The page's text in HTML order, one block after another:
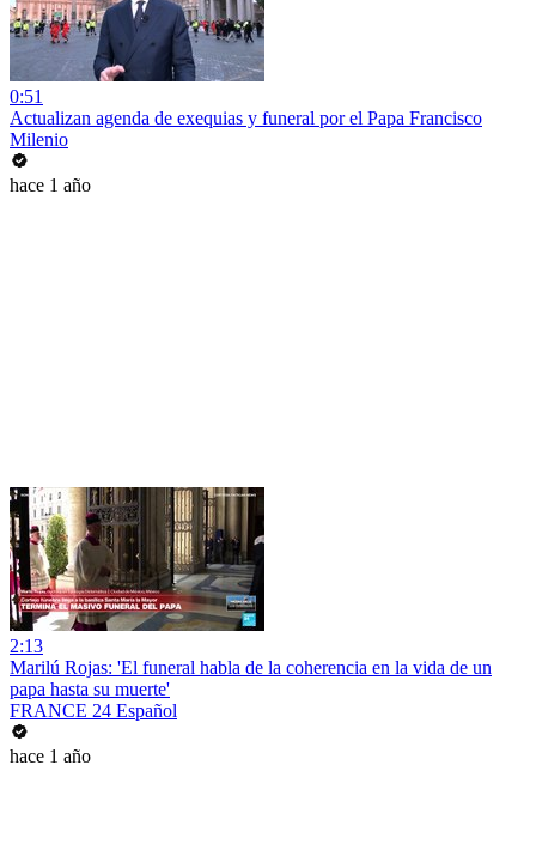
0:51
Actualizan agenda de exequias y funeral por el Papa Francisco
Milenio
hace 1 año
2:13
Marilú Rojas: 'El funeral habla de la coherencia en la vida de un
papa hasta su muerte'
FRANCE 24 Español
hace 1 año